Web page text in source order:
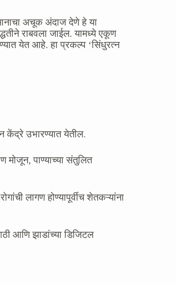
अचूक अंदाज देणे हे या
राबवला जाईल. यामध्ये एकूण
येत आहे. हा प्रकल्प ‘सिंधुरत्न
केंद्रे उभारण्यात येतील.
मोजून, पाण्याच्या संतुलित
लागण होण्यापूर्वीच शेतकऱ्यांना
आणि झाडांच्या डिजिटल